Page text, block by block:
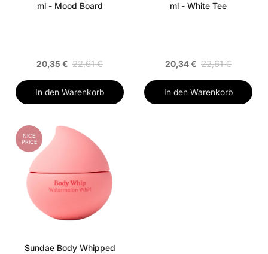
ml - Mood Board
20,35 € 22,61 €
In den Warenkorb
ml - White Tee
20,34 € 22,61 €
In den Warenkorb
NICE
PRICE
Sundae Body Whipped